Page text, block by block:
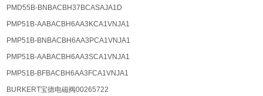
PMD55B-BNBACBH37BCASAJA1D
PMP51B-AABACBH6AA3KCA1VNJA1
PMP51B-BNBACBH6AA3PCA1VNJA1
PMP51B-AABACBH6AA3SCA1VNJA1
PMP51B-BFBACBH6AA3FCA1VNJA1
BURKERT宝德电磁阀00265722